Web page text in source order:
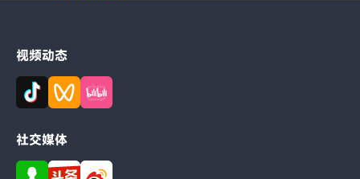
视频动态
社交媒体